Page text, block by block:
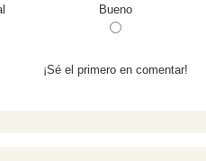
Bueno
¡Sé el primero en comentar!